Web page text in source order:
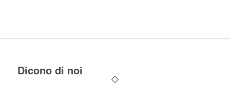
Dicono di noi